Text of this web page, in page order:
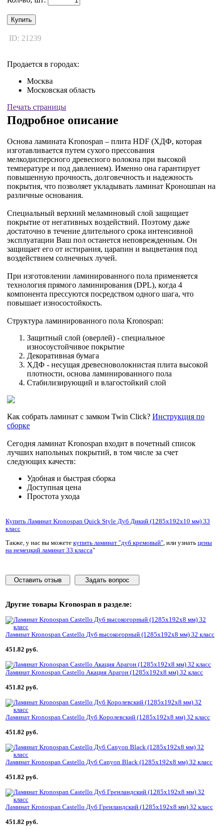
Купить
ID: 21239
Продается в городах:
Москва
Московская область
Печать страницы
Подробное описание
Основа ламината Kronospan – плита HDF (ХДФ, которая
изготавливается путем сухого прессования
мелкодисперсного древесного волокна при высокой
температуре и под давлением). Именно она гарантирует
повышенную прочность, долговечность и надежность
покрытия, что позволяет укладывать ламинат Кроношпан на
различные основания.
Специальный верхний меламиновый слой защищает
покрытие от негативных воздействий. Поэтому даже
достаточно в течение длительного срока интенсивной
эксплуатации Ваш пол останется неповрежденным. Он
защищает его от истирания, царапин и выцветания под
воздействием солнечных лучей.
При изготовлении ламинированного пола применяется
технология прямого ламинирования (DPL), когда 4
компонента прессуются посредством одного шага, что
повышает износостойкость.
Структура ламинированного пола Kronospan:
Защитный слой (оверлей) - специальное
износоустойчивое покрытие
Декоративная бумага
ХДФ - несущая древесноволокнистая плита высокой
плотности, основа ламинированного пола
Стабилизирующий и влагостойкий слой
Как собрать ламинат с замком Twin Click? Инструкция по
сборке
Сегодня ламинат Kronospan входит в почетный список
лучших напольных покрытий, в том числе за счет
следующих качеств:
Удобная и быстрая сборка
Доступная цена
Простота ухода
Купить Ламинат Kronospan Quick Style Дуб Дикий (1285x192x10 мм) 33
класс
Также, у нас вы можете купить ламинат "дуб кремовый", или узнать цены
на немецкий ламинат 33 класса"
Оставить отзыв Задать вопрос
Другие товары Kronospan в разделе:
Ламинат Kronospan Castello Дуб высокогорный (1285x192x8 мм) 32 класс
451.82 руб.
Ламинат Kronospan Castello Акация Арагон (1285x192x8 мм) 32 класс
451.82 руб.
Ламинат Kronospan Castello Дуб Королевский (1285x192x8 мм) 32 класс
451.82 руб.
Ламинат Kronospan Castello Дуб Canyon Black (1285x192x8 мм) 32 класс
451.82 руб.
Ламинат Kronospan Castello Дуб Гренландский (1285x192x8 мм) 32 класс
451.82 руб.